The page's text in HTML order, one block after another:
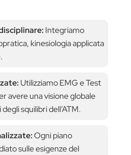
Integriamo
kinesiologia applicata
Utilizziamo EMG e Test
avere una visione globale
squilibri dell’ATM.
Ogni piano
sulle esigenze del